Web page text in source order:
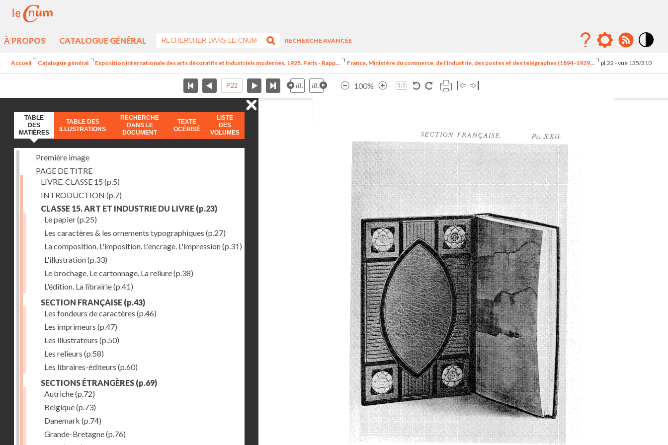
À PROPOS CATALOGUE GÉNÉRAL
RECHERCHE AVANCÉE
élévé
Accueil Catalogue général Exposition internationale des arts décoratifs et industriels modernes. 1925. Paris - Rapp... France. Ministère du commerce, de l'industrie, des postes et des télégraphes (1894-1929... pl.22 - vue 135/310
100%
TABLE
DES
MATIÈRES
TABLE DES
ILLUSTRATIONS
RECHERCHE
DANS LE
DOCUMENT
TEXTE
OCÉRISÉ
LISTE
DES
VOLUMES
Première image
PAGE DE TITRE
LIVRE. CLASSE 15 (p.5)
INTRODUCTION (p.7)
CLASSE 15. ART ET INDUSTRIE DU LIVRE (p.23)
Le papier(p.25)
Les caractères & les ornements typographiques (p.27)
La composition. L'imposition. L'encrage. L'impression(p.31)
L'illustration(p.33)
Le brochage. Le cartonnage. La reliure(p.38)
L'édition. La librairie(p.41)
SECTION FRANÇAISE (p.43)
Les fondeurs de caractères (p.46)
Les imprimeurs (p.47)
Les illustrateurs (p.50)
Les relieurs (p.58)
Les libraires-éditeurs (p.60)
SECTIONS ÉTRANGÈRES (p.69)
Autriche(p.72)
Belgique(p.73)
Danemark (p.74)
Grande-Bretagne(p.76)